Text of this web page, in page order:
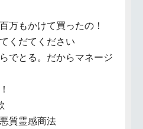
万もかけて買ったの！
くだてください
でとる。だからマネージ
質霊感商法